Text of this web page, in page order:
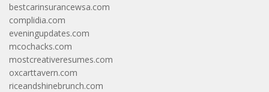
bestcarinsurancewsa.com
complidia.com
eveningupdates.com
mcochacks.com
mostcreativeresumes.com
oxcarttavern.com
riceandshinebrunch.com